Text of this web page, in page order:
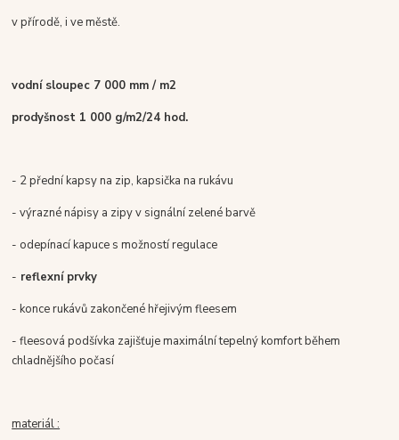
v přírodě, i ve městě.
vodní sloupec 7 000 mm / m2
prodyšnost 1 000 g/m2/24 hod.
- 2 přední kapsy na zip, kapsička na rukávu
- výrazné nápisy a zipy v signální zelené barvě
- odepínací kapuce s možností regulace
- reflexní prvky
- konce rukávů zakončené hřejivým fleesem
- fleesová podšívka zajišťuje maximální tepelný komfort během
chladnějšího počasí
materiál :